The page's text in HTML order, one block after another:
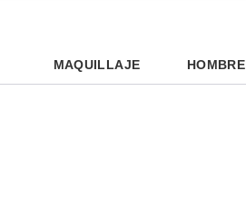
MAQUILLAJE HOMBRE